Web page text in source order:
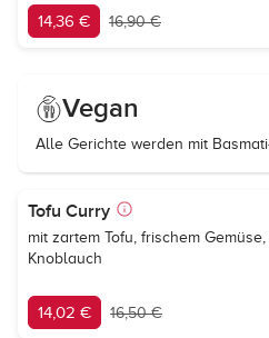
14,36 € 16,90 €
Vegan
Alle Gerichte werden mit
Tofu Curry
mit zartem Tofu, frischem Gemüse,
Knoblauch
14,02 € 16,50 €